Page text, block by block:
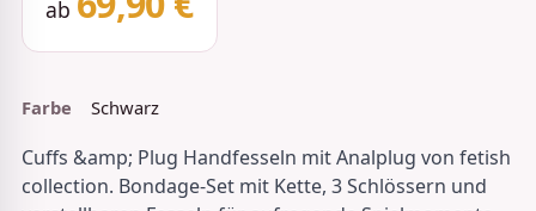
ab
Farbe Schwarz
Cuffs &amp; Plug Handfesseln mit Analplug von fetish
collection. Bondage-Set mit Kette, 3 Schlössern und